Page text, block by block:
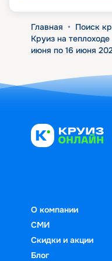
Главная • Поиск
Круиз на
июня по 16 июня
О компании
СМИ
Скидки и акции
Блог